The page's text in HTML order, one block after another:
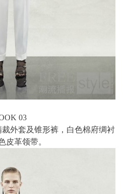
03
外套及锥形裤，白色棉府绸衬
皮革领带。